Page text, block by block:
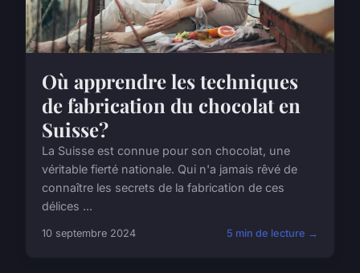
Où apprendre les techniques
de fabrication du chocolat en
Suisse?
La Suisse est connue pour son chocolat, une
véritable fierté nationale. Qui n'a jamais rêvé de
connaître les secrets de la fabrication de ces
délices ...
10 septembre 2024 5 min de lecture →